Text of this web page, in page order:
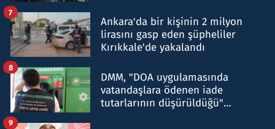
Ankara'da bir kişinin 2 milyon
lirasını gasp eden şüpheliler
Kırıkkale'de yakalandı
7
DMM, "DOA uygulamasında
vatandaşlara ödenen iade
tutarlarının düşürüldüğü"
8
9